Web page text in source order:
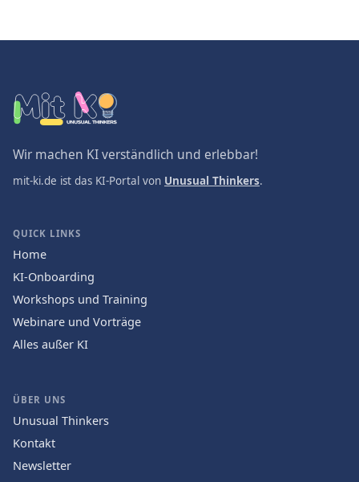
Wir machen KI verständlich und erlebbar!
mit-ki.de ist das KI-Portal von Unusual Thinkers.
QUICK LINKS
Home
KI-Onboarding
Workshops und Training
Webinare und Vorträge
Alles außer KI
ÜBER UNS
Unusual Thinkers
Kontakt
Newsletter